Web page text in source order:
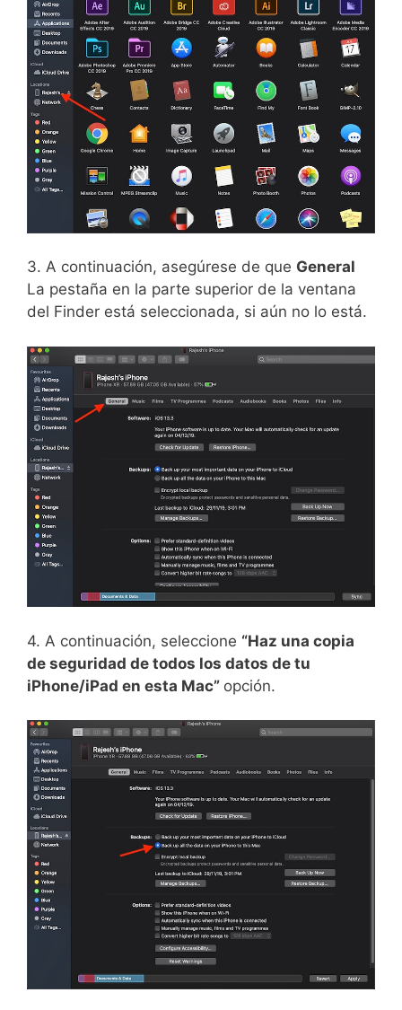
3. A continuación, asegúrese de que General
La pestaña en la parte superior de la ventana
del Finder está seleccionada, si aún no lo está.
4. A continuación, seleccione “Haz una copia
de seguridad de todos los datos de tu
iPhone/iPad en esta Mac” opción.